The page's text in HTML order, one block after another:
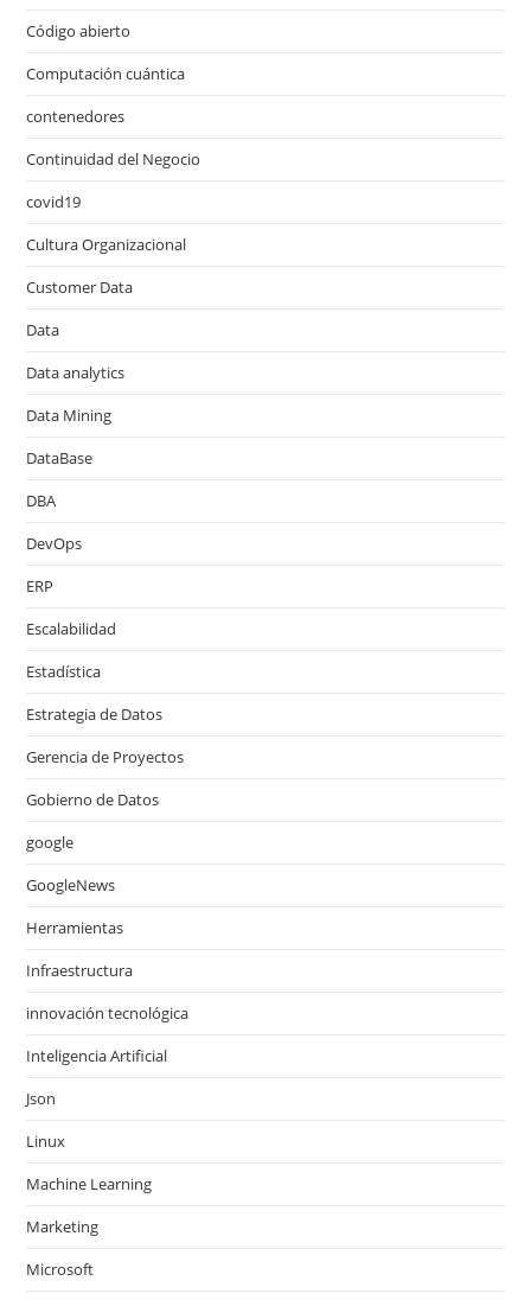
Código abierto
Computación cuántica
contenedores
Continuidad del Negocio
covid19
Cultura Organizacional
Customer Data
Data
Data analytics
Data Mining
DataBase
DBA
DevOps
ERP
Escalabilidad
Estadística
Estrategia de Datos
Gerencia de Proyectos
Gobierno de Datos
google
GoogleNews
Herramientas
Infraestructura
innovación tecnológica
Inteligencia Artificial
Json
Linux
Machine Learning
Marketing
Microsoft